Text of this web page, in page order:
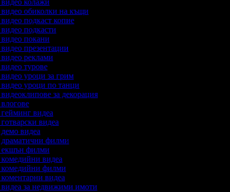
видео колажи
видео обиколки на къщи
видео подкаст копие
видео подкасти
видео покани
видео презентации
видео реклами
видео турове
видео уроци за грим
видео уроци по танци
видеоклипове за декорация
влогове
гейминг видеа
готварски видеа
демо видеа
драматични филми
екшън филми
комедийни видеа
комедийни филми
коментарни видеа
видеа за недвижими имоти